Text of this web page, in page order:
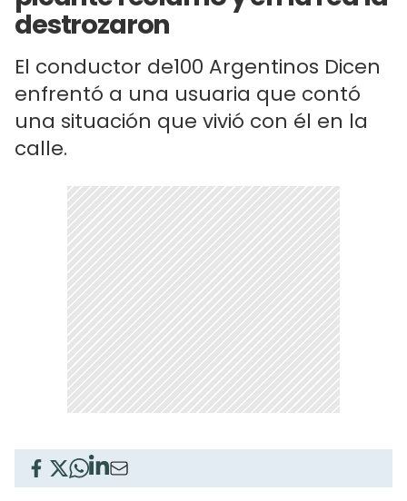
destrozaron
El conductor de100 Argentinos Dicen
enfrentó a una usuaria que contó
una situación que vivió con él en la
calle.